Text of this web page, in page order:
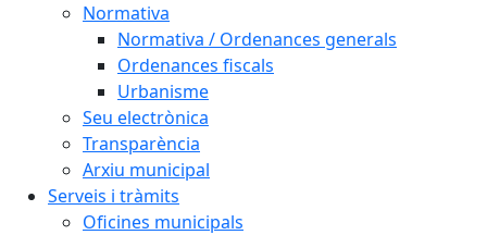
Normativa
Normativa / Ordenances generals
Ordenances fiscals
Urbanisme
Seu electrònica
Transparència
Arxiu municipal
Serveis i tràmits
Oficines municipals